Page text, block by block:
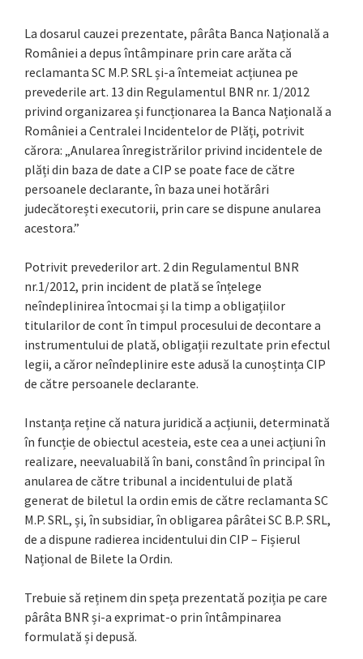
La dosarul cauzei prezentate, pârâta Banca Națională a
României a depus întâmpinare prin care arăta că
reclamanta SC M.P. SRL și-a întemeiat acțiunea pe
prevederile art. 13 din Regulamentul BNR nr. 1/2012
privind organizarea și funcționarea la Banca Națională a
României a Centralei Incidentelor de Plăți, potrivit
cărora: „Anularea înregistrărilor privind incidentele de
plăți din baza de date a CIP se poate face de către
persoanele declarante, în baza unei hotărâri
judecătorești executorii, prin care se dispune anularea
acestora.”
Potrivit prevederilor art. 2 din Regulamentul BNR
nr.1/2012, prin incident de plată se înțelege
neîndeplinirea întocmai și la timp a obligațiilor
titularilor de cont în timpul procesului de decontare a
instrumentului de plată, obligații rezultate prin efectul
legii, a căror neîndeplinire este adusă la cunoștința CIP
de către persoanele declarante.
Instanța reține că natura juridică a acțiunii, determinată
în funcție de obiectul acesteia, este cea a unei acțiuni în
realizare, neevaluabilă în bani, constând în principal în
anularea de către tribunal a incidentului de plată
generat de biletul la ordin emis de către reclamanta SC
M.P. SRL, și, în subsidiar, în obligarea pârâtei SC B.P. SRL,
de a dispune radierea incidentului din CIP – Fișierul
Național de Bilete la Ordin.
Trebuie să reținem din speța prezentată poziția pe care
pârâta BNR și-a exprimat-o prin întâmpinarea
formulată și depusă.